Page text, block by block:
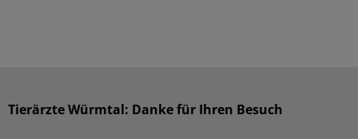
Tierärzte Würmtal: Danke für Ihren Besuch